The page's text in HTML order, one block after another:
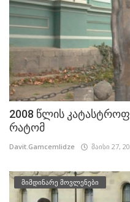
2008 წლის
რატომ
Davit.Gamcemlidze მაისი 27,
მიმდინარე მოვლენები